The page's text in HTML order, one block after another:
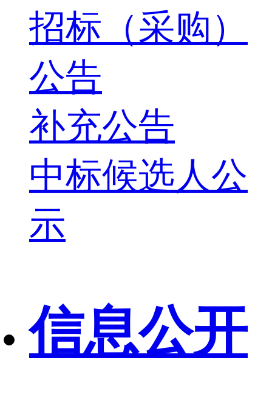
招标（采购）
公告
补充公告
中标候选人公
示
信息公开